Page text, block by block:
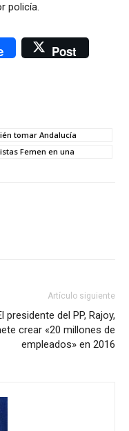
policía.
Post
tomar Andalucía
Femen en una
Artículo siguiente
presidente del PP, Rajoy,
crear «20 millones de
empleados» en 2016